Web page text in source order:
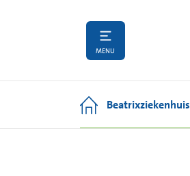
MENU
Beatrixziekenhuis